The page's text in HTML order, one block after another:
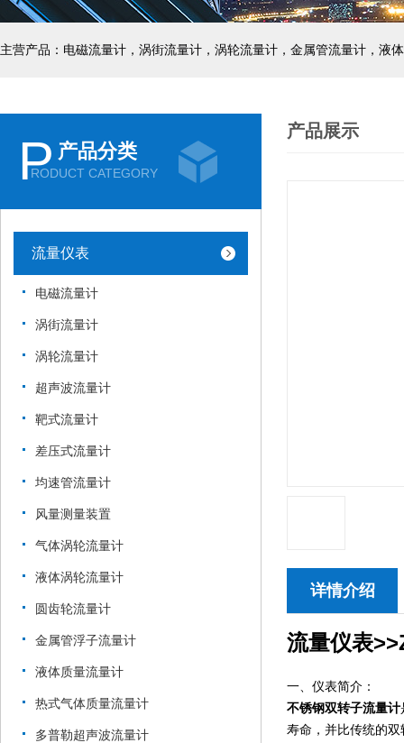
主营产品：电磁流量计，涡街流量计，涡轮流量计，金属管流量计，液
P 产品分类
RODUCT CATEGORY
流量仪表
电磁流量计
涡街流量计
涡轮流量计
超声波流量计
靶式流量计
差压式流量计
均速管流量计
风量测量装置
气体涡轮流量计
液体涡轮流量计
圆齿轮流量计
金属管浮子流量计
液体质量流量计
热式气体质量流量计
多普勒超声波流量计
产品展示
详情介绍
流量仪表
一、仪表简介：
不锈钢双转子流量计
寿命，并比传统的